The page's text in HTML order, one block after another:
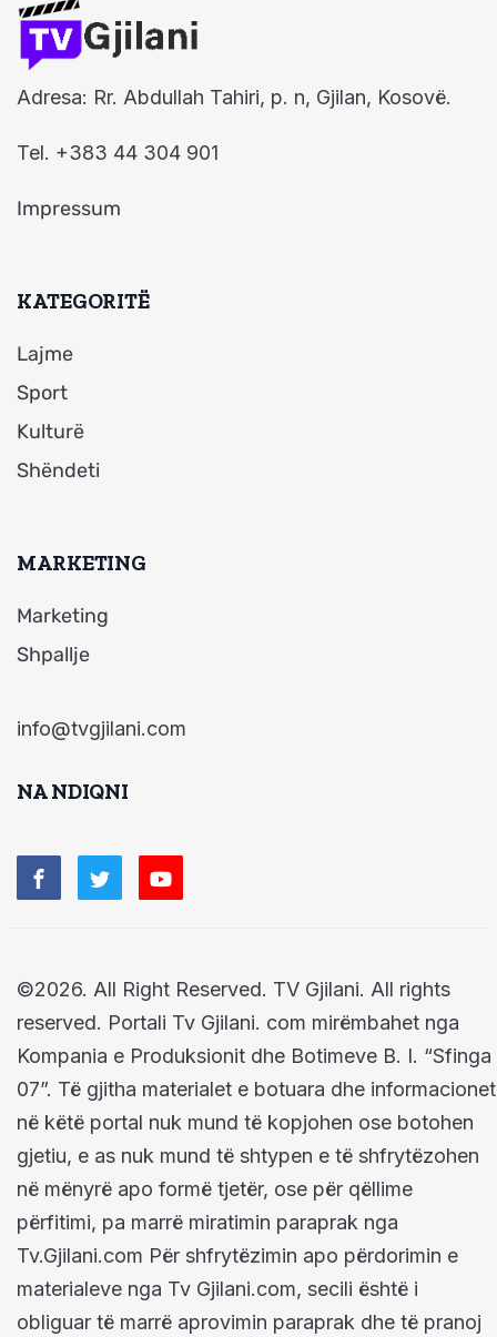
Adresa: Rr. Abdullah Tahiri, p. n, Gjilan, Kosovë.
Tel. +383 44 304 901
Impressum
KATEGORITË
Lajme
Sport
Kulturë
Shëndeti
MARKETING
Marketing
Shpallje
info@tvgjilani.com
NA NDIQNI
©2026. All Right Reserved. TV Gjilani. All rights
reserved. Portali Tv Gjilani. com mirëmbahet nga
Kompania e Produksionit dhe Botimeve B. I. “Sfinga
07”. Të gjitha materialet e botuara dhe informacionet
në këtë portal nuk mund të kopjohen ose botohen
gjetiu, e as nuk mund të shtypen e të shfrytëzohen
në mënyrë apo formë tjetër, ose për qëllime
përfitimi, pa marrë miratimin paraprak nga
Tv.Gjilani.com Për shfrytëzimin apo përdorimin e
materialeve nga Tv Gjilani.com, secili është i
obliguar të marrë aprovimin paraprak dhe të pranoj